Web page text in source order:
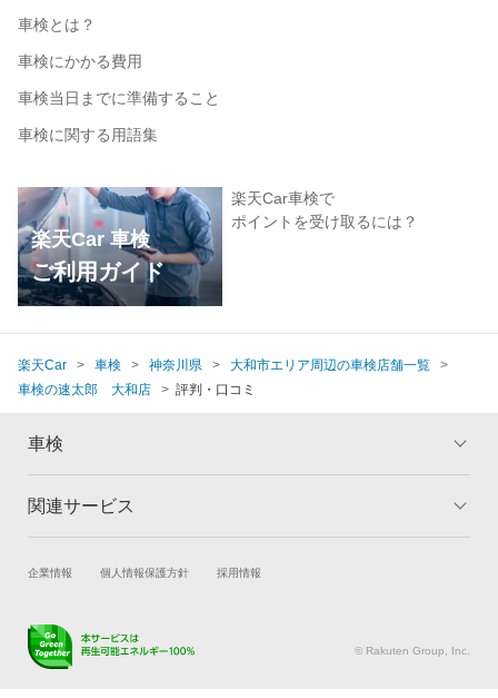
車検とは？
車検にかかる費用
車検当日までに準備すること
車検に関する用語集
楽天Car 車検
ご利用ガイド
楽天Car車検で
ポイントを受け取るには？
楽天Car 車検 神奈川県
大和市エリア周辺の車検店舗一覧
車検の速太郎 大和店
評判・口コミ
車検
トップ
車検の基礎知識 キャンペーン一覧
関連サービス
試乗・商談 新車購入
キズ修理予約
メンテナンス管理
企業情報 個人情報保護方針 採用情報
© Rakuten Group, Inc.